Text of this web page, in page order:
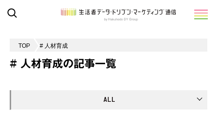
TOP # 人材育成
# 人材育成の記事一覧